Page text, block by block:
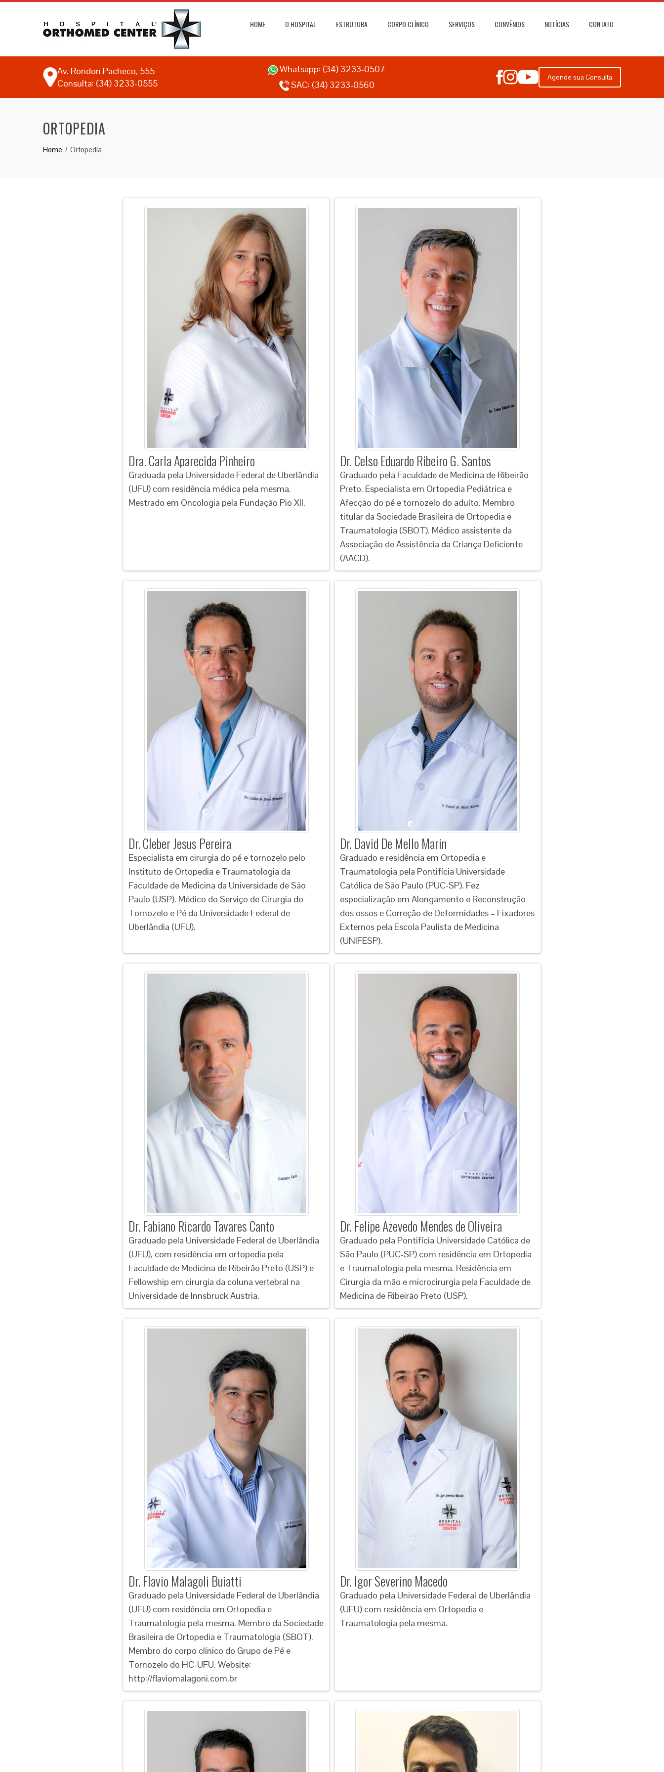
HOME O HOSPITAL ESTRUTURA CORPO CLÍNICO SERVIÇOS CONVÊNIOS NOTÍCIAS CONTATO
Av. Rondon Pacheco, 555
Consulta: (34) 3233-0555
Whatsapp: (34) 3233-0507
SAC: (34) 3233-0560
Agende sua Consulta
ORTOPEDIA
Home Ortopedia
Dra. Carla Aparecida Pinheiro
Graduada pela Universidade Federal de Uberlândia
(UFU) com residência médica pela mesma.
Mestrado em Oncologia pela Fundação Pio XII.
Dr. Celso Eduardo Ribeiro G. Santos
Graduado pela Faculdade de Medicina de Ribeirão
Preto. Especialista em Ortopedia Pediátrica e
Afecção do pé e tornozelo do adulto. Membro
titular da Sociedade Brasileira de Ortopedia e
Traumatologia (SBOT). Médico assistente da
Associação de Assistência da Criança Deficiente
(AACD).
Dr. Cleber Jesus Pereira
Especialista em cirurgia do pé e tornozelo pelo
Instituto de Ortopedia e Traumatologia da
Faculdade de Medicina da Universidade de São
Paulo (USP). Médico do Serviço de Cirurgia do
Tornozelo e Pé da Universidade Federal de
Uberlândia (UFU).
Dr. David De Mello Marin
Graduado e residência em Ortopedia e
Traumatologia pela Pontifícia Universidade
Católica de São Paulo (PUC-SP). Fez
especialização em Alongamento e Reconstrução
dos ossos e Correção de Deformidades – Fixadores
Externos pela Escola Paulista de Medicina
(UNIFESP).
Dr. Fabiano Ricardo Tavares Canto
Graduado pela Universidade Federal de Uberlândia
(UFU), com residência em ortopedia pela
Faculdade de Medicina de Ribeirão Preto (USP) e
Fellowship em cirurgia da coluna vertebral na
Universidade de Innsbruck Austria.
Dr. Felipe Azevedo Mendes de Oliveira
Graduado pela Pontifícia Universidade Católica de
São Paulo (PUC-SP) com residência em Ortopedia
e Traumatologia pela mesma. Residência em
Cirurgia da mão e microcirurgia pela Faculdade de
Medicina de Ribeirão Preto (USP).
Dr. Flavio Malagoli Buiatti
Graduado pela Universidade Federal de Uberlândia
(UFU) com residência em Ortopedia e
Traumatologia pela mesma. Membro da Sociedade
Brasileira de Ortopedia e Traumatologia (SBOT).
Membro do corpo clínico do Grupo de Pé e
Tornozelo do HC-UFU. Website:
http://flaviomalagoni.com.br
Dr. Igor Severino Macedo
Graduado pela Universidade Federal de Uberlândia
(UFU) com residência em Ortopedia e
Traumatologia pela mesma.